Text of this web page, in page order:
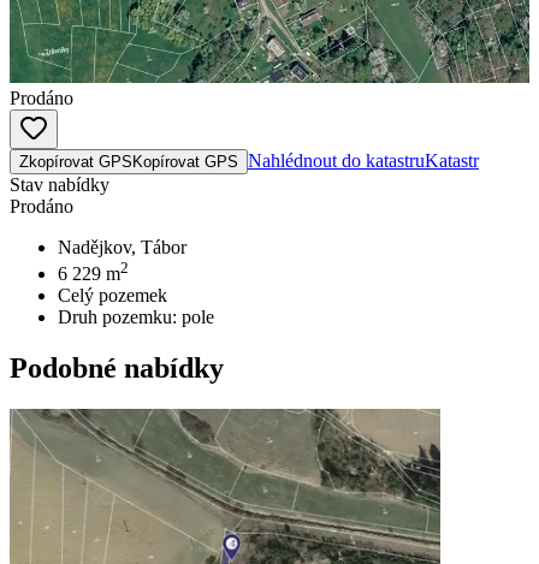
Prodáno
Zkopírovat GPS Kopírovat GPS Nahlédnout do katastruKatastr
Stav nabídky
Prodáno
Nadějkov, Tábor
6 229 m2
Celý pozemek
Druh pozemku: pole
Podobné nabídky